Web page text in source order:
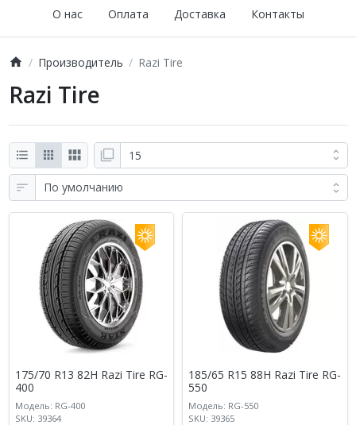
О нас Оплата Доставка Контакты
Производитель Razi Tire
Razi Tire
175/70 R13 82H Razi Tire RG-
400
Модель: RG-400
SKU: 39364
185/65 R15 88H Razi Tire RG-
550
Модель: RG-550
SKU: 39365